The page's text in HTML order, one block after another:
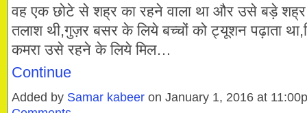
वह एक छोटे से शह्र का रहने वाला था और उसे बड़े शह्र
तलाश थी,गुज़र बसर के लिये बच्चों को ट्यूशन पढ़ाता
कमरा उसे रहने के लिये मिल…
Continue
Added by Samar kabeer on January 1, 2016 at